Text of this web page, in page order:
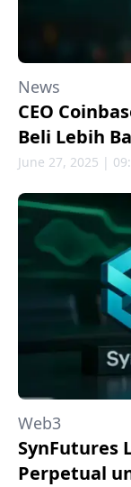
News
CEO
Beli Lebih
June 27, 2025 |
Web3
SynFutures
Perpetual